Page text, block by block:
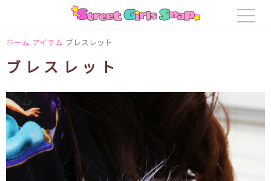
ホーム アイテム ブレスレット
ブレスレット